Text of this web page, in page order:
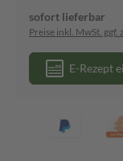
sofort lieferbar
Preise inkl. MwSt. ggf.
E-Rezept